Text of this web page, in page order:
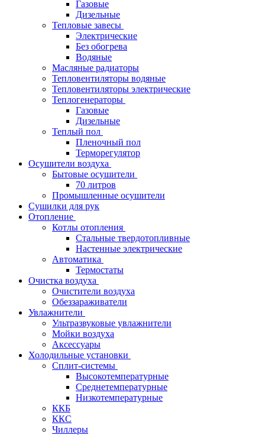
Газовые
Дизельные
Тепловые завесы
Электрические
Без обогрева
Водяные
Масляные радиаторы
Тепловентиляторы водяные
Тепловентиляторы электрические
Теплогенераторы
Газовые
Дизельные
Теплый пол
Пленочный пол
Терморегулятор
Осушители воздуха
Бытовые осушители
70 литров
Промышленные осушители
Сушилки для рук
Отопление
Котлы отопления
Стальные твердотопливные
Настенные электрические
Автоматика
Термостаты
Очистка воздуха
Очистители воздуха
Обеззараживатели
Увлажнители
Ультразвуковые увлажнители
Мойки воздуха
Аксессуары
Холодильные установки
Сплит-системы
Высокотемпературные
Среднетемпературные
Низкотемпературные
ККБ
ККС
Чиллеры